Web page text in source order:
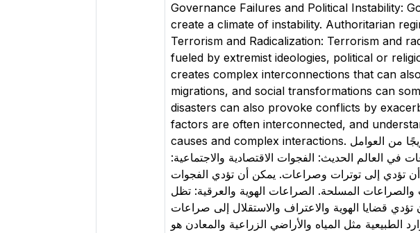
Governance Failures and Political Instability:
create a climate of instability. Authoritarian
Terrorism and Radicalization: Terrorism and
fueled by extremist ideologies, political or
creates complex interconnections that can
migrations, and social transformations can
disasters can also provoke conflicts by
factors are often interconnected, and
causes and complex interactions. جذور الصراعات المعاصرة جذور الصراعات المعاصرة متنوعة ومعقدة، وتعكس مزيجًا من العوامل
في العالم الحديث: الفجوات الاقتصادية والاجتماعية:
أن تؤدي إلى توترات وصراعات. يمكن أن تؤدي الفجوات
والصراعات المسلحة. الصراعات الهوية والعرقية: تظل
تؤدي قضايا الهوية والاعتراف والاستقلال إلى صراعات
الطبيعية مثل المياه والأراضي الزراعية والمعادن هو